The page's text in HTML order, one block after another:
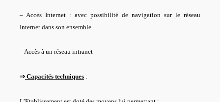
– Accès Internet : avec possibilité de navigation sur le réseau
Internet dans son ensemble
– Accès à un réseau intranet
⇒ Capacités techniques :